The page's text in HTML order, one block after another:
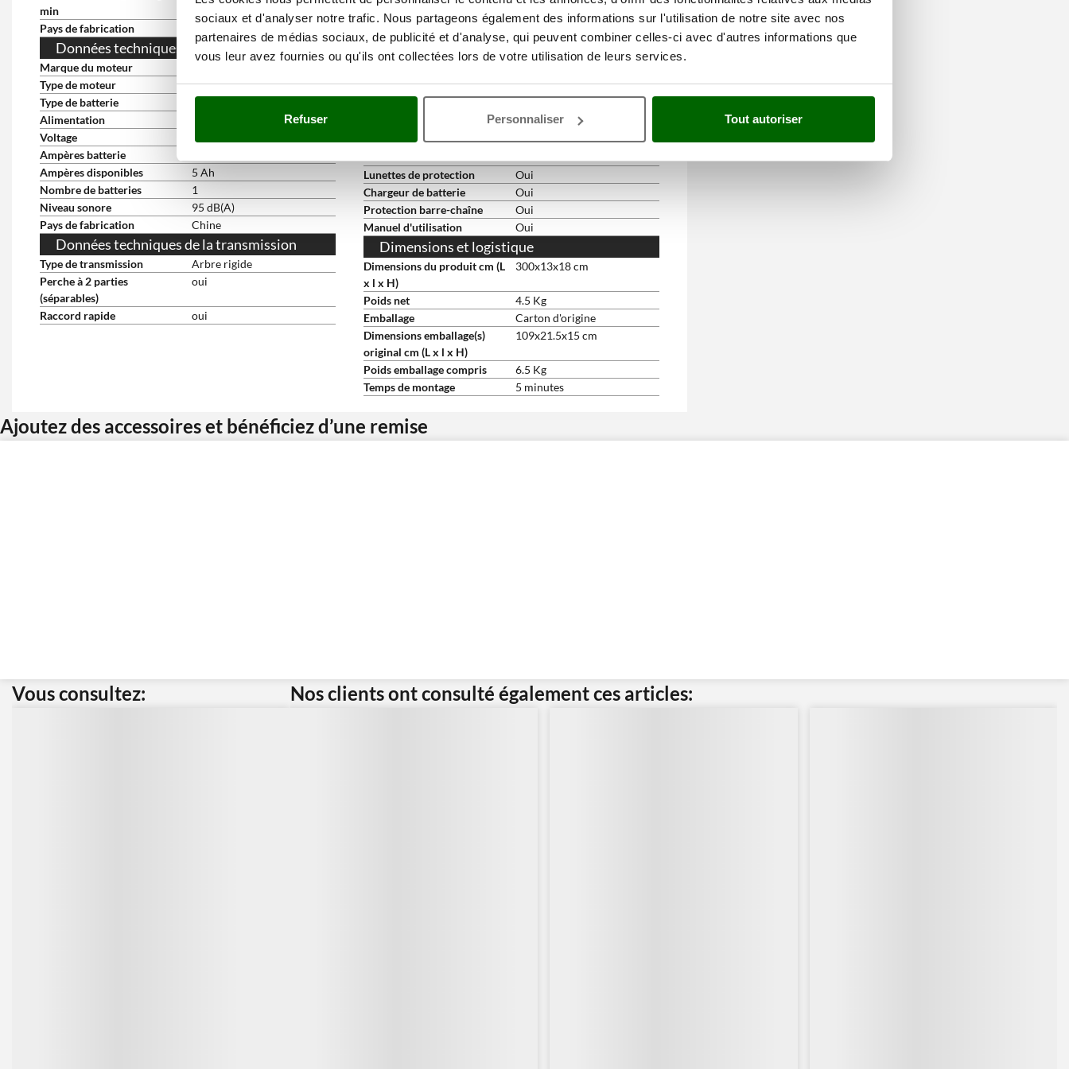
sociaux et d'analyser notre trafic. Nous partageons également des informations sur l'utilisation de notre site avec nos
partenaires de médias sociaux, de publicité et d'analyse, qui peuvent combiner celles-ci avec d'autres informations que
vous leur avez fournies ou qu'ils ont collectées lors de votre utilisation de leurs services.
Refuser Personnaliser Tout autoriser
min
Pays de fabrication
Données techniques du moteur
Marque du moteur
Type de moteur
À batterie
Type de batterie
Lithium (Li-Ion)
Alimentation
Voltage
18 V
Ampères batterie
Ampères disponibles
5 Ah
Nombre de batteries
1
Niveau sonore
95 dB(A)
Pays de fabrication
Chine
Données techniques de la transmission
Type de transmission
Arbre rigide
Perche à 2 parties
(séparables)
oui
Raccord rapide oui
Batterie partagée
Multi-outils
Tendeur de chaîne
oui
Tendeur de chaîne latéral
caoutchouc
Indicateur de niveau sur
oui
Accessoires de série et gratuits
Lunettes de protection
Oui
Chargeur de batterie
Oui
Protection barre-chaîne
Oui
Manuel d'utilisation
Oui
Dimensions et logistique
Dimensions du produit cm (L
x l x H)
300x13x18 cm
Poids net
4.5 Kg
Emballage
Carton d'origine
Dimensions emballage(s)
original cm (L x l x H)
109x21.5x15 cm
Poids emballage compris
6.5 Kg
Temps de montage
5 minutes
Ajoutez des accessoires et bénéficiez d’une remise
Vous consultez: Nos clients ont consulté également ces articles: